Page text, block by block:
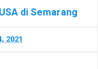
di Semarang
2021